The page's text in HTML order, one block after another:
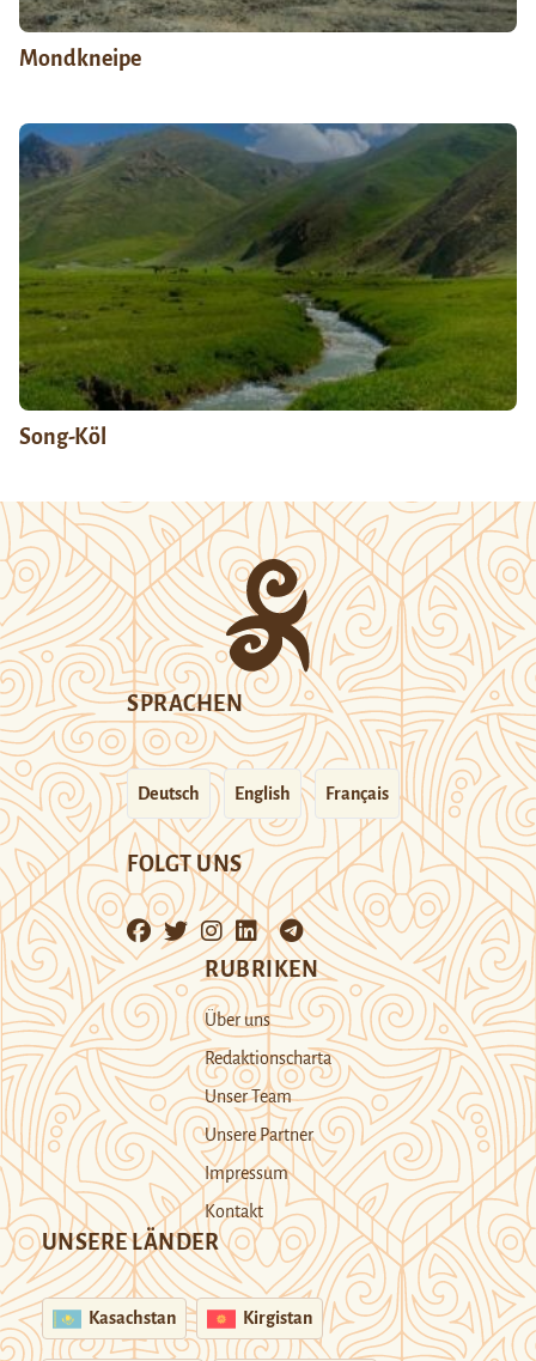
Mondkneipe
Song-Köl
SPRACHEN
Deutsch English Français
FOLGT UNS
RUBRIKEN
Über uns
Redaktionscharta
Unser Team
Unsere Partner
Impressum
Kontakt
UNSERE LÄNDER
Kasachstan Kirgistan